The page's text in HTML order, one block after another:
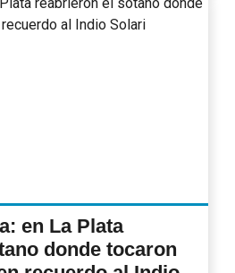
en La Plata
donde tocaron